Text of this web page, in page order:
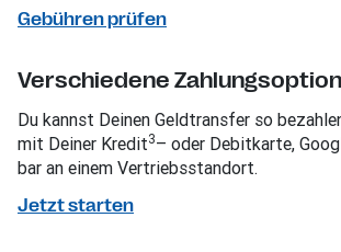
Gebühren prüfen
Verschiedene
Du kannst Deinen Geldtransfer so
mit Deiner Kredit3– oder Debitkarte,
bar an einem Vertriebsstandort.
Jetzt starten